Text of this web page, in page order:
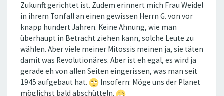
Zukunft gerichtet ist. Zudem erinnert mich Frau Weidel
in ihrem Tonfall an einen gewissen Herrn G. von vor
knapp hundert Jahren. Keine Ahnung, wie man
überhaupt in Betracht ziehen kann, solche Leute zu
wählen. Aber viele meiner Mitossis meinen ja, sie täten
damit was Revolutionäres. Aber ist eh egal, es wird ja
gerade eh von allen Seiten eingerissen, was man seit
1945 aufgebaut hat.
Insofern: Möge uns der Planet
möglichst bald abschütteln.